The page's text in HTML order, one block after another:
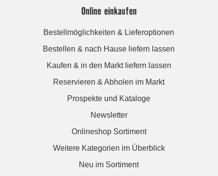
Online einkaufen
Bestellmöglichkeiten & Lieferoptionen
Bestellen & nach Hause liefern lassen
Kaufen & in den Markt liefern lassen
Reservieren & Abholen im Markt
Prospekte und Kataloge
Newsletter
Onlineshop Sortiment
Weitere Kategorien im Überblick
Neu im Sortiment